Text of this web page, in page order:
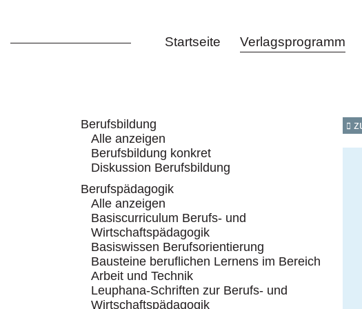
Startseite Verlagsprogramm
Berufsbildung
Alle anzeigen
Berufsbildung konkret
Diskussion Berufsbildung
Berufspädagogik
Alle anzeigen
Basiscurriculum Berufs- und
Wirtschaftspädagogik
Basiswissen Berufsorientierung
Bausteine beruflichen Lernens im Bereich
Arbeit und Technik
Leuphana-Schriften zur Berufs- und
Wirtschaftspädagogik